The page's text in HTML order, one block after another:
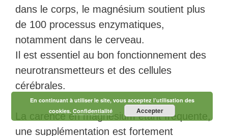
dans le corps, le magnésium soutient plus
de 100 processus enzymatiques,
notamment dans le cerveau.
Il est essentiel au bon fonctionnement des
neurotransmetteurs et des cellules
cérébrales.
La carence en magnésium étant fréquente,
une supplémentation est fortement
En continuant à utiliser le site, vous acceptez l’utilisation des
cookies.Confidentialité Accepter